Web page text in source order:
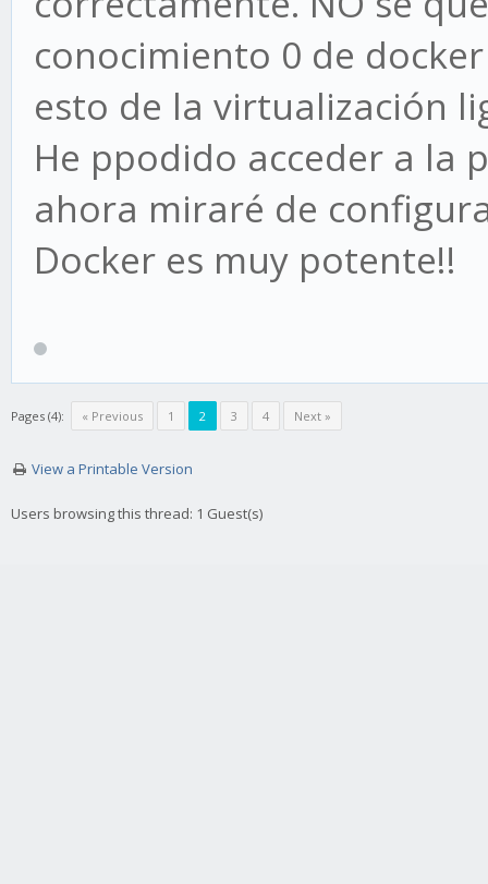
conocimiento 0 de
esto de la virtualización
He ppodido acceder a la
ahora miraré de
Docker es muy potente!!
Pages (4): « Previous 1 2 3 4 Next »
View a Printable Version
Users browsing this thread: 1 Guest(s)